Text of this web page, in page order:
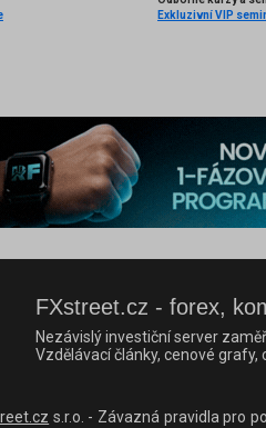
Exkluzivní VIP
FXstreet.cz - forex,
Nezávislý investiční server
Vzdělávací články, cenové
s.r.o. - Závazná pravidla pro